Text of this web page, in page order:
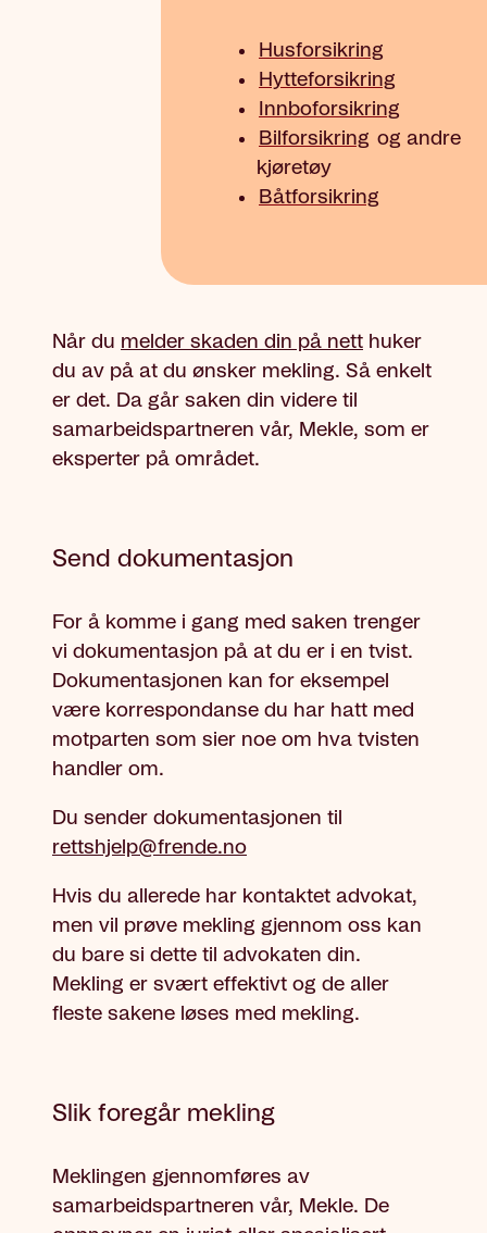
Husforsikring
Hytteforsikring
Innboforsikring
Bilforsikring og andre
kjøretøy
Båtforsikring
Når du melder skaden din på nett huker
du av på at du ønsker mekling. Så enkelt
er det. Da går saken din videre til
samarbeidspartneren vår, Mekle, som er
eksperter på området.
Send dokumentasjon
For å komme i gang med saken trenger
vi dokumentasjon på at du er i en tvist.
Dokumentasjonen kan for eksempel
være korrespondanse du har hatt med
motparten som sier noe om hva tvisten
handler om.
Du sender dokumentasjonen til
rettshjelp@frende.no
Hvis du allerede har kontaktet advokat,
men vil prøve mekling gjennom oss kan
du bare si dette til advokaten din.
Mekling er svært effektivt og de aller
fleste sakene løses med mekling.
Slik foregår mekling
Meklingen gjennomføres av
samarbeidspartneren vår, Mekle. De